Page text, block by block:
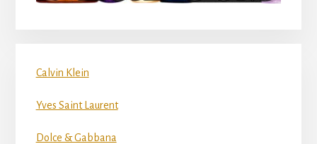
Calvin Klein
Yves Saint Laurent
Dolce & Gabbana